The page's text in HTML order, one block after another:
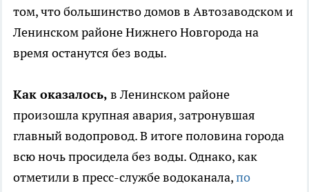
том, что большинство домов в Автозаводском и
Ленинском районе Нижнего Новгорода на
время останутся без воды.
Как оказалось, в Ленинском районе
произошла крупная авария, затронувшая
главный водопровод. В итоге половина города
всю ночь просидела без воды. Однако, как
отметили в пресс-службе водоканала,по